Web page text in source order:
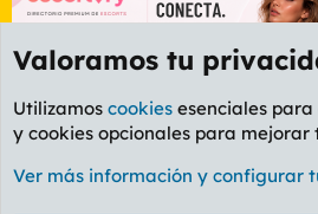
Etiquetas
Cookies
PL OLDSTYLE
Valoramos tu
Utilizamos cookies esenciales
y cookies opcionales para mejorar
Ver más información y configurar